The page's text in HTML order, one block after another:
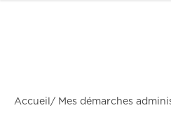
Accueil Mes démarches